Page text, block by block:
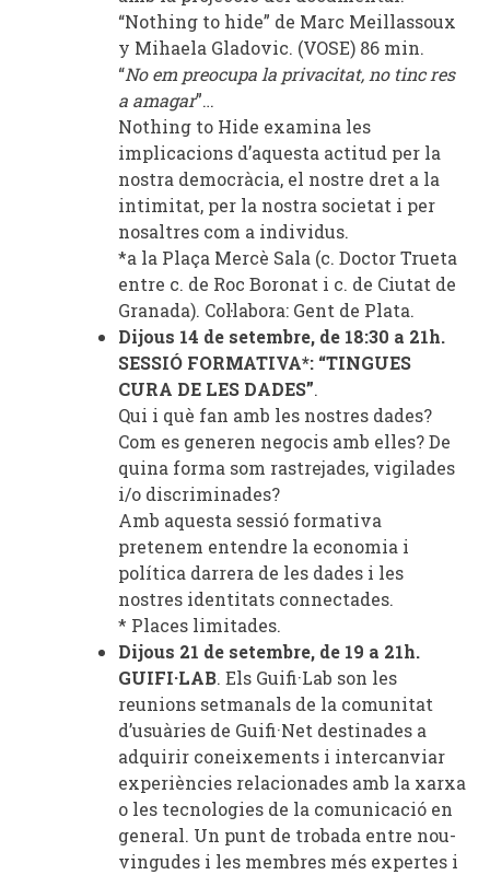
“Nothing to hide” de Marc Meillassoux
y Mihaela Gladovic. (VOSE) 86 min.
“No em preocupa la privacitat, no tinc res
a amagar”…
Nothing to Hide examina les
implicacions d’aquesta actitud per la
nostra democràcia, el nostre dret a la
intimitat, per la nostra societat i per
nosaltres com a individus.
*a la Plaça Mercè Sala (c. Doctor Trueta
entre c. de Roc Boronat i c. de Ciutat de
Granada). Col·labora: Gent de Plata.
Dijous 14 de setembre, de 18:30 a 21h.
SESSIÓ FORMATIVA*: “TINGUES
CURA DE LES DADES”.
Qui i què fan amb les nostres dades?
Com es generen negocis amb elles? De
quina forma som rastrejades, vigilades
i/o discriminades?
Amb aquesta sessió formativa
pretenem entendre la economia i
política darrera de les dades i les
nostres identitats connectades.
* Places limitades.
Dijous 21 de setembre, de 19 a 21h.
GUIFI·LAB. Els Guifi·Lab son les
reunions setmanals de la comunitat
d’usuàries de Guifi·Net destinades a
adquirir coneixements i intercanviar
experiències relacionades amb la xarxa
o les tecnologies de la comunicació en
general. Un punt de trobada entre nou-
vingudes i les membres més expertes i